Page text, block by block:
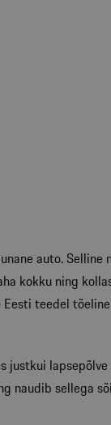
auto.
kokku ning
teedel
justkui
naudib sellega